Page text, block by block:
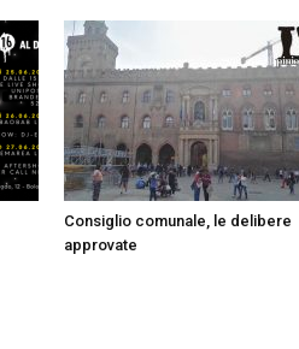
Consiglio comunale, le delibere
approvate